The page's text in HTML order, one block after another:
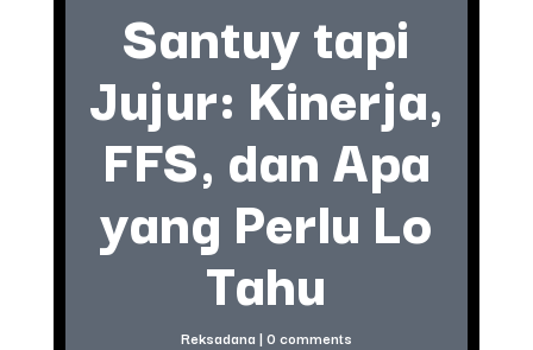
Santuy tapi
Jujur: Kinerja,
FFS, dan Apa
yang Perlu Lo
Tahu
Reksadana | 0 comments